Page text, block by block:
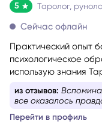
5 Таролог,
Сейчас офлайн
Практический опыт
психологическое
использую знания
из отзывов:
все оказалось
Перейти в профиль